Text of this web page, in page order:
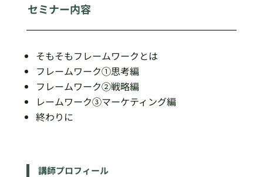
セミナー内容
そもそもフレームワークとは
フレームワーク①思考編
フレームワーク②戦略編
レームワーク③マーケティング編
終わりに
講師プロフィール